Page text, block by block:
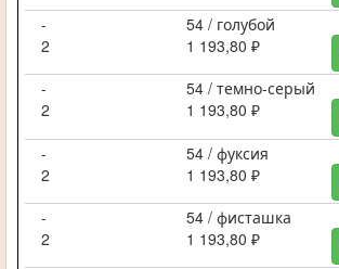
-
54 / голубой
2
1 193,80 ₽
-
54 / темно-серый
2
1 193,80 ₽
-
54 / фуксия
2
1 193,80 ₽
-
54 / фисташка
2
1 193,80 ₽